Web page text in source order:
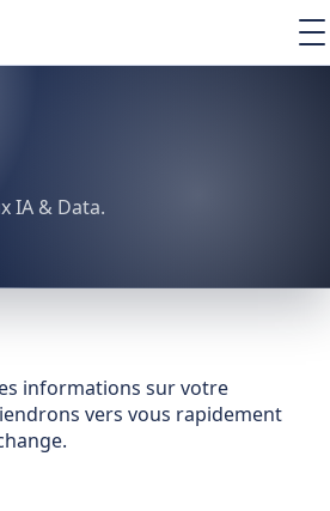
Ressources
IA & Data.
informations sur votre
vers vous rapidement